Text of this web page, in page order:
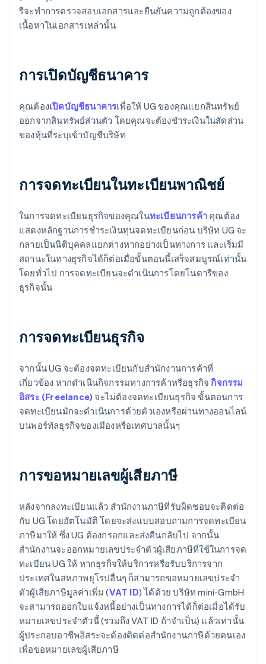
รีจะทำการตรวจสอบเอกสารและยืนยันความถูกต้องของ
เนื้อหาในเอกสารเหล่านั้น
การเปิดบัญชีธนาคาร
คุณต้องเปิดบัญชีธนาคารเพื่อให้ UG ของคุณแยกสินทรัพย์
ออกจากสินทรัพย์ส่วนตัว โดยคุณจะต้องชำระเงินในสัดส่วน
ของหุ้นที่ระบุเข้าบัญชีบริษัท
การจดทะเบียนในทะเบียนพาณิชย์
ในการจดทะเบียนธุรกิจของคุณในทะเบียนการค้า คุณต้อง
แสดงหลักฐานการชำระเงินทุนจดทะเบียนก่อน บริษัท UG จะ
กลายเป็นนิติบุคคลแยกต่างหากอย่างเป็นทางการ และเริ่มมี
สถานะในทางธุรกิจได้ก็ต่อเมื่อขั้นตอนนี้เสร็จสมบูรณ์เท่านั้น
โดยทั่วไป การจดทะเบียนจะดำเนินการโดยโนตารีของ
ธุรกิจนั้น
การจดทะเบียนธุรกิจ
จากนั้น UG จะต้องจดทะเบียนกับสำนักงานการค้าที่
เกี่ยวข้อง หากดำเนินกิจกรรมทางการค้าหรือธุรกิจ กิจกรรม
อิสระ (Freelance) จะไม่ต้องจดทะเบียนธุรกิจ ขั้นตอนการ
จดทะเบียนมักจะดำเนินการด้วยตัวเองหรือผ่านทางออนไลน์
บนพอร์ทัลธุรกิจของเมืองหรือเทศบาลนั้นๆ
การขอหมายเลขผู้เสียภาษี
หลังจากลงทะเบียนแล้ว สำนักงานภาษีที่รับผิดชอบจะติดต่อ
กับ UG โดยอัตโนมัติ โดยจะส่งแบบสอบถามการจดทะเบียน
ภาษีมาให้ ซึ่ง UG ต้องกรอกและส่งคืนกลับไป จากนั้น
สำนักงานจะออกหมายเลขประจำตัวผู้เสียภาษีที่ใช้ในการจด
ทะเบียน UG ให้ หากธุรกิจให้บริการหรือรับบริการจาก
ประเทศในสหภาพยุโรปอื่นๆ ก็สามารถขอหมายเลขประจำ
ตัวผู้เสียภาษีมูลค่าเพิ่ม (VAT ID) ได้ด้วย บริษัท mini-GmbH
จะสามารถออกใบแจ้งหนี้อย่างเป็นทางการได้ก็ต่อเมื่อได้รับ
หมายเลขประจำตัวนี้ (รวมถึง VAT ID ถ้าจำเป็น) แล้วเท่านั้น
ผู้ประกอบอาชีพอิสระจะต้องติดต่อสำนักงานภาษีด้วยตนเอง
เพื่อขอหมายเลขผู้เสียภาษี